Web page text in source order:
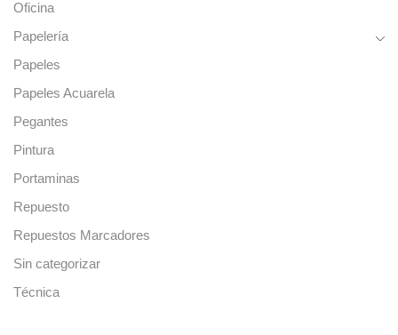
Oficina
Papelería
Papeles
Papeles Acuarela
Pegantes
Pintura
Portaminas
Repuesto
Repuestos Marcadores
Sin categorizar
Técnica